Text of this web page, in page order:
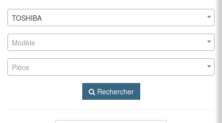
TOSHIBA
Modèle
Pièce
Rechercher